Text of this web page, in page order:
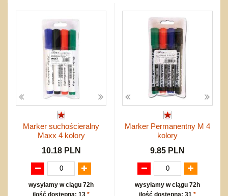
Okolicznościowe i świąteczne
Dźwiekowe
Bajkowe
Karuzelki
Maty do zabawy
Do rozkręcania
Pojazdy
Mebelki
do koszykówki
Nowości
Wyprzedaż
Promocje
Zakupy hurtowe
Koszty przesyłki
Regulamin
Kontakt
Mapa produktów
Marker suchościeralny
Maxx 4 kolory
10.18 PLN
wysyłamy w ciągu 72h
ilość dostępna: 13 *
Marker Permanentny M 4
kolory
9.85 PLN
wysyłamy w ciągu 72h
ilość dostępna: 31 *